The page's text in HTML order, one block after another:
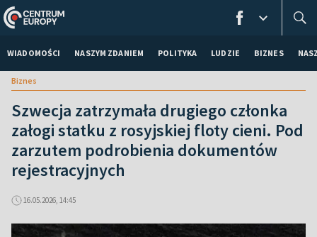
WIADOMOŚCI NASZYM ZDANIEM POLITYKA LUDZIE BIZNES
Biznes
Szwecja zatrzymała drugiego członka
załogi statku z rosyjskiej floty cieni. Pod
zarzutem podrobienia dokumentów
rejestracyjnych
16.05.2026, 14:45